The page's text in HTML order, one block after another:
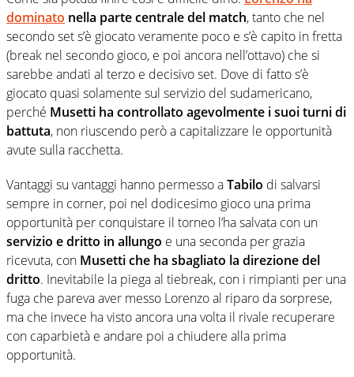
dominato nella parte centrale del match, tanto che nel
secondo set s’è giocato veramente poco e s’è capito in fretta
(break nel secondo gioco, e poi ancora nell’ottavo) che si
sarebbe andati al terzo e decisivo set. Dove di fatto s’è
giocato quasi solamente sul servizio del sudamericano,
perché Musetti ha controllato agevolmente i suoi turni di
battuta, non riuscendo però a capitalizzare le opportunità
avute sulla racchetta.
Vantaggi su vantaggi hanno permesso aTabilo di salvarsi
sempre in corner, poi nel dodicesimo gioco una prima
opportunità per conquistare il torneo l’ha salvata con un
servizio e dritto in allungo e una seconda per grazia
ricevuta, con Musetti che ha sbagliato la direzione del
dritto. Inevitabile la piega al tiebreak, con i rimpianti per una
fuga che pareva aver messo Lorenzo al riparo da sorprese,
ma che invece ha visto ancora una volta il rivale recuperare
con caparbietà e andare poi a chiudere alla prima
opportunità.